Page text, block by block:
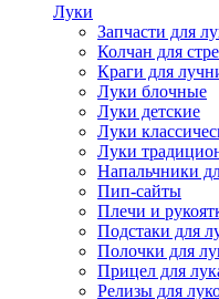
Луки
Запчасти для
Колчан для
Краги для
Луки блочные
Луки детские
Луки
Луки
Напальчники
Пип-сайты
Плечи и
Подстаки для
Полочки для
Прицел для
Релизы для